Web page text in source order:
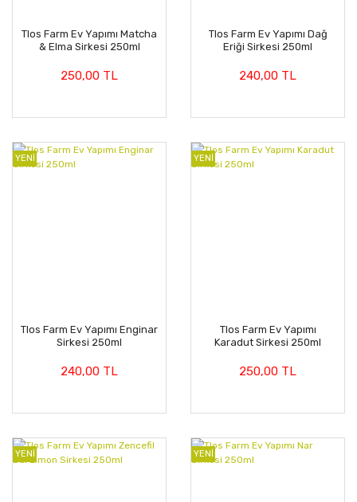
Tlos Farm Ev Yapımı Matcha
& Elma Sirkesi 250ml
250,00 TL
Tlos Farm Ev Yapımı Dağ
Eriği Sirkesi 250ml
240,00 TL
YENİ
Tlos Farm Ev Yapımı Enginar
Sirkesi 250ml
240,00 TL
YENİ
Tlos Farm Ev Yapımı
Karadut Sirkesi 250ml
250,00 TL
YENİ YENİ